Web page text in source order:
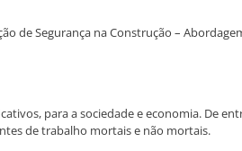
de Segurança na Construção –
para a sociedade e economia. De
de trabalho mortais e não mortais.